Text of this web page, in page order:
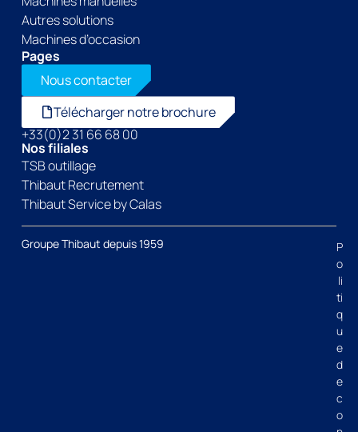
Autres solutions
Machines d’occasion
Pages
Nous contacter
Télécharger notre brochure
+33(0)2 31 66 68 00
Nos filiales
TSB outillage
Thibaut Recrutement
Thibaut Service by Calas
Groupe Thibaut depuis 1959
P
o
li
ti
q
u
e
d
e
c
o